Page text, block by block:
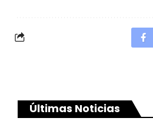
Últimas Noticias